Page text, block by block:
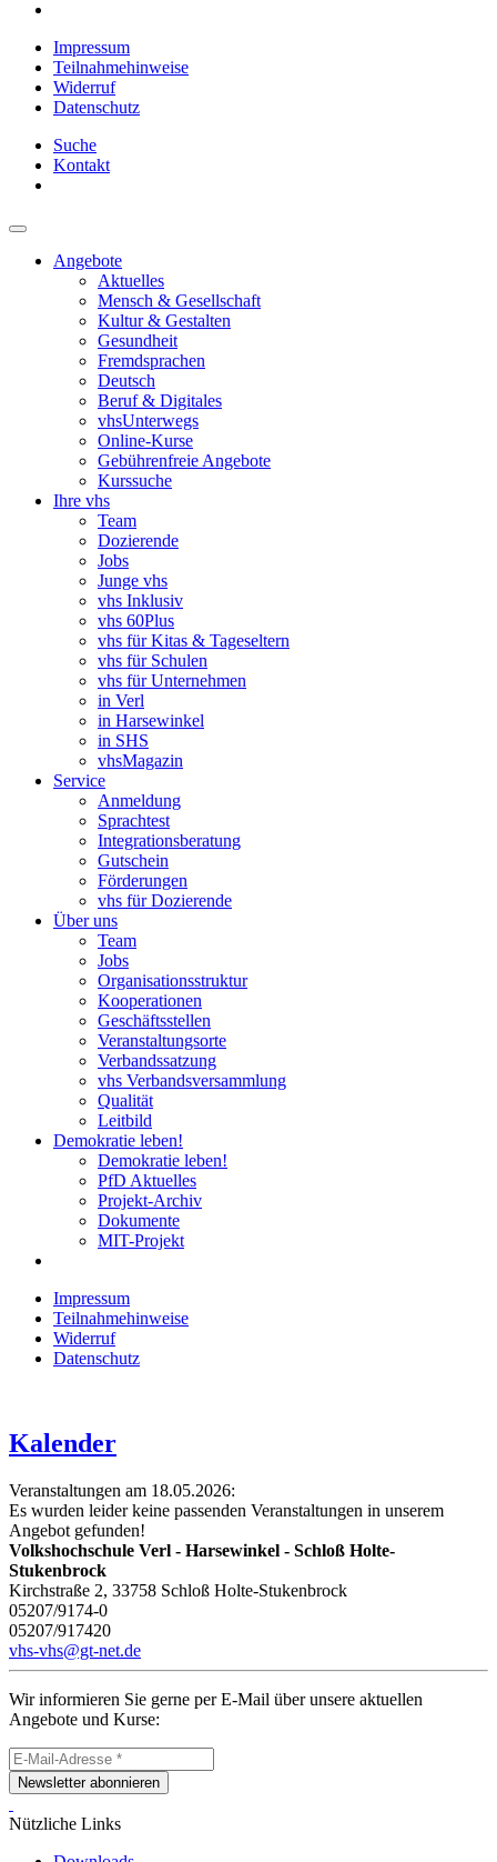
Impressum
Teilnahmehinweise
Widerruf
Datenschutz
Suche
Kontakt
Angebote
Aktuelles
Mensch & Gesellschaft
Kultur & Gestalten
Gesundheit
Fremdsprachen
Deutsch
Beruf & Digitales
vhsUnterwegs
Online-Kurse
Gebührenfreie Angebote
Kurssuche
Ihre vhs
Team
Dozierende
Jobs
Junge vhs
vhs Inklusiv
vhs 60Plus
vhs für Kitas & Tageseltern
vhs für Schulen
vhs für Unternehmen
in Verl
in Harsewinkel
in SHS
vhsMagazin
Service
Anmeldung
Sprachtest
Integrationsberatung
Gutschein
Förderungen
vhs für Dozierende
Über uns
Team
Jobs
Organisationsstruktur
Kooperationen
Geschäftsstellen
Veranstaltungsorte
Verbandssatzung
vhs Verbandsversammlung
Qualität
Leitbild
Demokratie leben!
Demokratie leben!
PfD Aktuelles
Projekt-Archiv
Dokumente
MIT-Projekt
Impressum
Teilnahmehinweise
Widerruf
Datenschutz
Kalender
Veranstaltungen am 18.05.2026:
Es wurden leider keine passenden Veranstaltungen in unserem
Angebot gefunden!
Volkshochschule Verl - Harsewinkel - Schloß Holte-
Stukenbrock
Kirchstraße 2, 33758 Schloß Holte-Stukenbrock
05207/9174-0
05207/917420
vhs-vhs@gt-net.de
Wir informieren Sie gerne per E-Mail über unsere aktuellen
Angebote und Kurse:
Newsletter abonnieren
Nützliche Links